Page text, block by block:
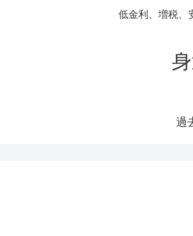
低金利、増税、
過